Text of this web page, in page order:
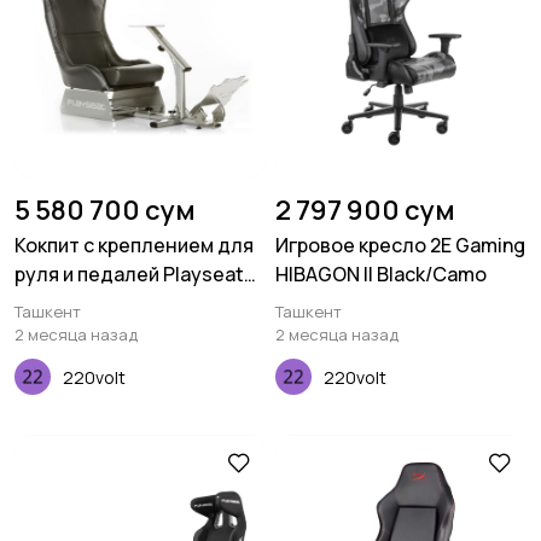
5 580 700 сум
Кокпит с креплением для
руля и педалей Playseat
Evolution - Black
Ташкент
2 месяца назад
220volt
2 797 900 сум
Игровое кресло 2E Gaming
HIBAGON II Black/Camo
Ташкент
2 месяца назад
220volt